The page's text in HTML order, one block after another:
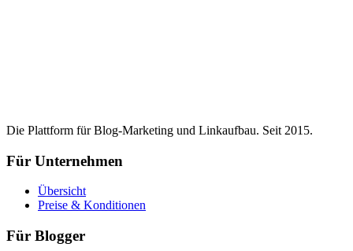
Die Plattform für Blog-Marketing und Linkaufbau. Seit 2015.
Für Unternehmen
Übersicht
Preise & Konditionen
Für Blogger